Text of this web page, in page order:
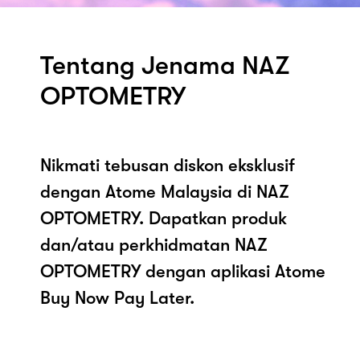
Tentang Jenama NAZ
OPTOMETRY
Nikmati tebusan diskon eksklusif
dengan Atome Malaysia di NAZ
OPTOMETRY. Dapatkan produk
dan/atau perkhidmatan NAZ
OPTOMETRY dengan aplikasi Atome
Buy Now Pay Later.